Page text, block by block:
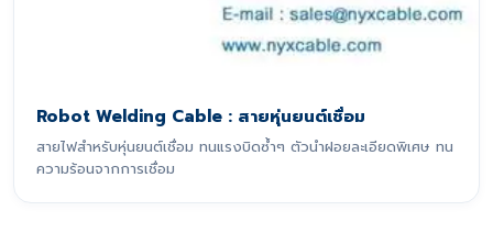
Robot Welding Cable : สายหุ่นยนต์เชื่อม
สายไฟสำหรับหุ่นยนต์เชื่อม ทนแรงบิดซ้ำๆ ตัวนำฝอยละเอียดพิเศษ ทน
ความร้อนจากการเชื่อม